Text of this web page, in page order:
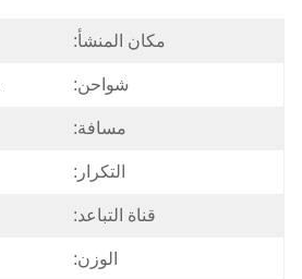
مكان المنشأ:
شواحن:
مسافة:
التكرار:
قناة التباعد:
الوزن: